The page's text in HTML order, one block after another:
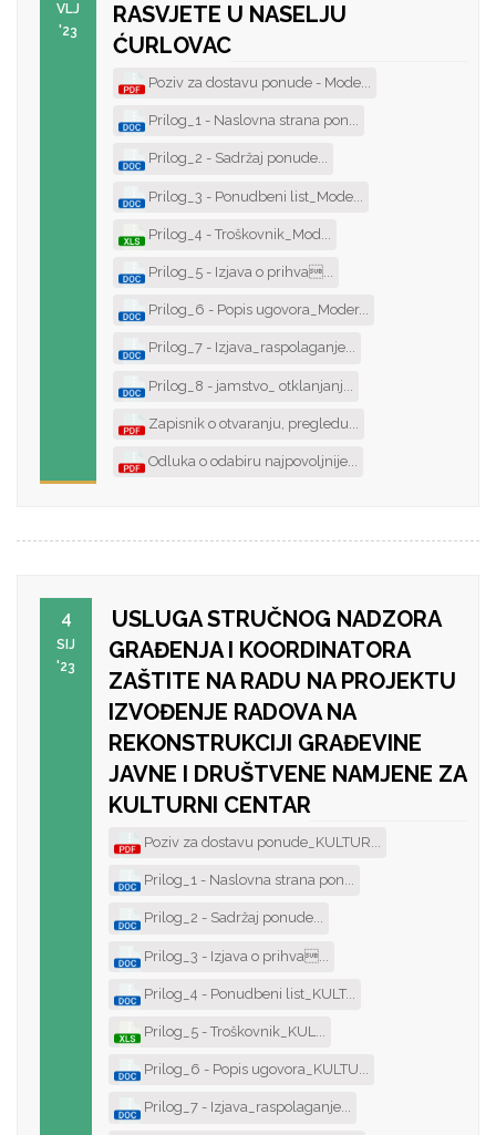
VLJ
'23
RASVJETE U NASELJU
ĆURLOVAC
Poziv za dostavu ponude - Mode...
Prilog_1 - Naslovna strana pon...
Prilog_2 - Sadržaj ponude...
Prilog_3 - Ponudbeni list_Mode...
Prilog_4 - Troškovnik_Mod...
Prilog_5 - Izjava o prihva...
Prilog_6 - Popis ugovora_Moder...
Prilog_7 - Izjava_raspolaganje...
Prilog_8 - jamstvo_ otklanjanj...
Zapisnik o otvaranju, pregledu...
Odluka o odabiru najpovoljnije...
4
SIJ
'23
USLUGA STRUČNOG NADZORA
GRAĐENJA I KOORDINATORA
ZAŠTITE NA RADU NA PROJEKTU
IZVOĐENJE RADOVA NA
REKONSTRUKCIJI GRAĐEVINE
JAVNE I DRUŠTVENE NAMJENE ZA
KULTURNI CENTAR
Poziv za dostavu ponude_KULTUR...
Prilog_1 - Naslovna strana pon...
Prilog_2 - Sadržaj ponude...
Prilog_3 - Izjava o prihva...
Prilog_4 - Ponudbeni list_KULT...
Prilog_5 - Troškovnik_KUL...
Prilog_6 - Popis ugovora_KULTU...
Prilog_7 - Izjava_raspolaganje...